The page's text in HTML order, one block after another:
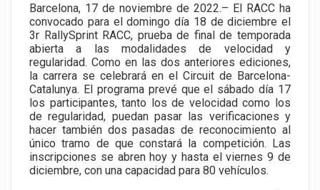
Barcelona, 17 de noviembre de 2022.– El RACC ha
convocado para el domingo día 18 de diciembre el
3r RallySprint RACC, prueba de final de temporada
abierta a las modalidades de velocidad y
regularidad. Como en las dos anteriores ediciones,
la carrera se celebrará en el Circuit de Barcelona-
Catalunya. El programa prevé que el sábado día 17
los participantes, tanto los de velocidad como los
de regularidad, puedan pasar las verificaciones y
hacer también dos pasadas de reconocimiento al
único tramo de que constará la competición. Las
inscripciones se abren hoy y hasta el viernes 9 de
diciembre, con una capacidad para 80 vehículos.